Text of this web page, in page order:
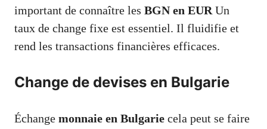
important de connaître les BGN en EUR Un
taux de change fixe est essentiel. Il fluidifie et
rend les transactions financières efficaces.
Change de devises en Bulgarie
Échange monnaie en Bulgarie cela peut se faire